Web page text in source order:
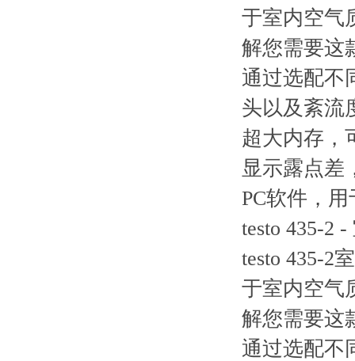
于室内空气
解您需要这
通过选配不
头以及紊流
超大内存，
显示露点差
PC软件，
testo 435-2
testo 435-2
于室内空气
解您需要这
通过选配不